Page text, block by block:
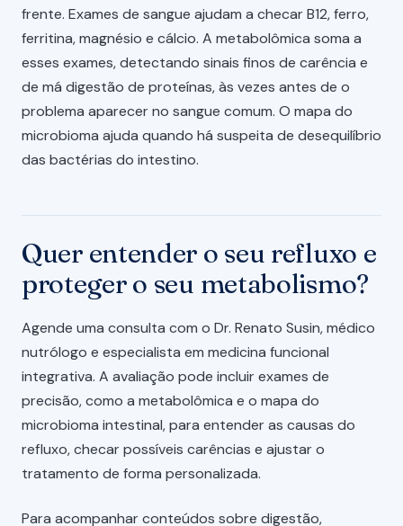
frente. Exames de sangue ajudam a checar B12, ferro,
ferritina, magnésio e cálcio. A metabolômica soma a
esses exames, detectando sinais finos de carência e
de má digestão de proteínas, às vezes antes de o
problema aparecer no sangue comum. O mapa do
microbioma ajuda quando há suspeita de desequilíbrio
das bactérias do intestino.
Quer entender o seu refluxo e
proteger o seu metabolismo?
Agende uma consulta com o Dr. Renato Susin, médico
nutrólogo e especialista em medicina funcional
integrativa. A avaliação pode incluir exames de
precisão, como a metabolômica e o mapa do
microbioma intestinal, para entender as causas do
refluxo, checar possíveis carências e ajustar o
tratamento de forma personalizada.
Para acompanhar conteúdos sobre digestão,